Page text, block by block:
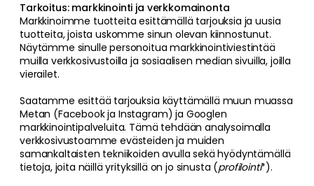
Tarkoitus: markkinointi ja verkkomainonta
Markkinoimme tuotteita esittämällä tarjouksia ja uusia
tuotteita, joista uskomme sinun olevan kiinnostunut.
Näytämme sinulle personoitua markkinointiviestintää
muilla verkkosivustoilla ja sosiaalisen median sivuilla, joilla
vierailet.
Saatamme esittää tarjouksia käyttämällä muun muassa
Metan (Facebook ja Instagram) ja Googlen
markkinointipalveluita. Tämä tehdään analysoimalla
verkkosivustoamme evästeiden ja muiden
samankaltaisten tekniikoiden avulla sekä hyödyntämällä
tietoja, joita näillä yrityksillä on jo sinusta (profilointi*).